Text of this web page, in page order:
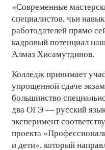
«Современные
специалистов, чьи
работодателей прямо
кадровый потенциал
Алмаз Хисамутдинов.
Колледж принимает
упрощенной сдаче
большинство
два ОГЭ — русский
эксперимент
проекта
и дети», который